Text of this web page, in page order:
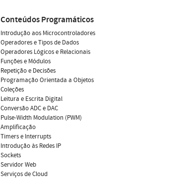
Conteúdos Programáticos
Introdução aos Microcontroladores
Operadores e Tipos de Dados
Operadores Lógicos e Relacionais
Funções e Módulos
Repetição e Decisões
Programação Orientada a Objetos
Coleções
Leitura e Escrita Digital
Conversão ADC e DAC
Pulse-Width Modulation (PWM)
Amplificação
Timers e Interrupts
Introdução às Redes IP
Sockets
Servidor Web
Serviços de Cloud